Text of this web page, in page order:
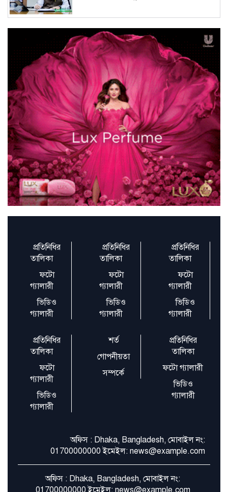
এআইইউবিতে চাকরি মেলা অনুষ্ঠিত
আরও ১৪ সাংবাদিকের ব্যাংক হিসাবের তথ্য
তলব
এটা স্কুল নয়, শাস্তিও নয়—বললেন ভারতের
প্রধান নির্বাচক
প্রাণনাশের হুমকি পেয়েছিলেন এই তারকারাও
সামাজিক সম্প্রীতি রক্ষায় ধর্মীয় নেতাদের আহ্বান
সাংবাদিকদের দ্রুত অ্যাক্রিডিটেশন প্রদানের
আহ্বান অনলাইন এডিট
নতুন বছরের শুরুতেই যেসব ফোনে বন্ধ হচ্ছে
হোয়াটসঅ্যাপ
প্রতিনিধির
তালিকা
ফটো
গ্যালারী
ভিডিও
গ্যালারী
প্রতিনিধির
তালিকা
ফটো
গ্যালারী
ভিডিও
গ্যালারী
প্রতিনিধির
তালিকা
ফটো
গ্যালারী
ভিডিও
গ্যালারী
প্রতিনিধির
তালিকা
ফটো
গ্যালারী
ভিডিও
গ্যালারী
শর্ত
গোপনীয়তা
সম্পর্কে
প্রতিনিধির
তালিকা
ফটো গ্যালারী
ভিডিও
গ্যালারী
অফিস : Dhaka, Bangladesh, মোবাইল নং:
01700000000 ইমেইল: news@example.com
অফিস : Dhaka, Bangladesh, মোবাইল নং: